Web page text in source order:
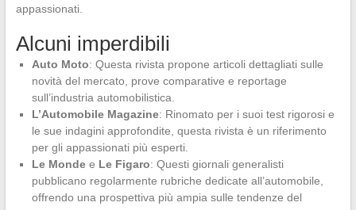
appassionati.
Alcuni imperdibili
Auto Moto: Questa rivista propone articoli dettagliati sulle
novità del mercato, prove comparative e reportage
sull’industria automobilistica.
L’Automobile Magazine: Rinomato per i suoi test rigorosi e
le sue indagini approfondite, questa rivista è un riferimento
per gli appassionati più esperti.
Le Mondee Le Figaro: Questi giornali generalisti
pubblicano regolarmente rubriche dedicate all’automobile,
offrendo una prospettiva più ampia sulle tendenze del